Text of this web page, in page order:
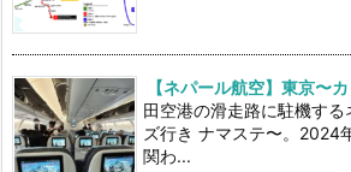
【ネパール航空】東京〜
田空港の滑走路に駐機す
ズ行き ナマステ〜。2024
関わ...